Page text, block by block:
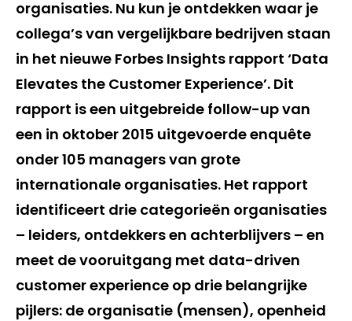
organisaties. Nu kun je ontdekken waar je
collega’s van vergelijkbare bedrijven staan
in het nieuwe Forbes Insights rapport ‘Data
Elevates the Customer Experience’. Dit
rapport is een uitgebreide follow-up van
een in oktober 2015 uitgevoerde enquête
onder 105 managers van grote
internationale organisaties. Het rapport
identificeert drie categorieën organisaties
– leiders, ontdekkers en achterblijvers – en
meet de vooruitgang met data-driven
customer experience op drie belangrijke
pijlers: de organisatie (mensen), openheid